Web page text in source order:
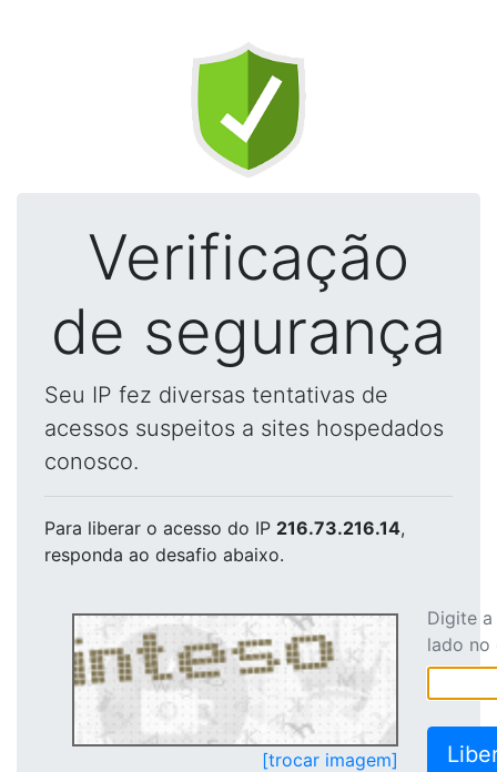
Verificação
de segurança
Seu IP fez diversas tentativas de
acessos suspeitos a sites hospedados
conosco.
Para liberar o acesso do IP 216.73.216.14,
responda ao desafio abaixo.
[trocar imagem]
Digite
lado no